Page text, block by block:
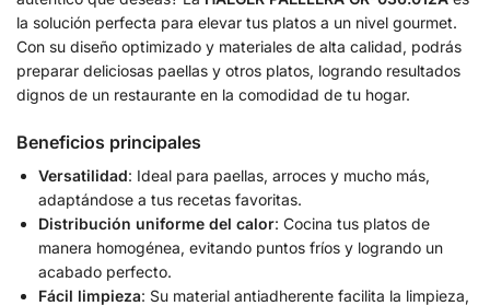
la solución perfecta para elevar tus platos a un nivel gourmet.
Con su diseño optimizado y materiales de alta calidad, podrás
preparar deliciosas paellas y otros platos, logrando resultados
dignos de un restaurante en la comodidad de tu hogar.
Beneficios principales
Versatilidad: Ideal para paellas, arroces y mucho más,
adaptándose a tus recetas favoritas.
Distribución uniforme del calor: Cocina tus platos de
manera homogénea, evitando puntos fríos y logrando un
acabado perfecto.
Fácil limpieza: Su material antiadherente facilita la limpieza,